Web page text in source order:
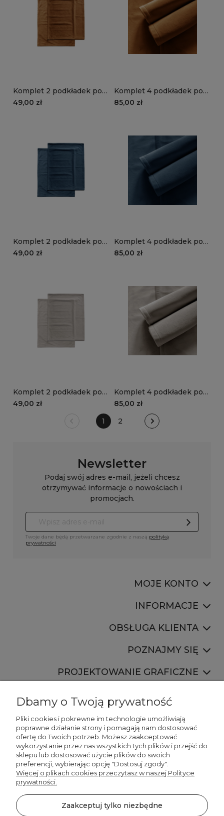
Komplet 2 podkładek pod
talerze VELVET VE2213 |
49,00 zł
Komplet 4 podkładek pod
talerze VELVET VE2213 |
85,00 zł
Komplet 2 podkładek pod
talerze VELVET VE2211 |
49,00 zł
Komplet 4 podkładek pod
talerze VELVET VE2211 |
85,00 zł
Komplet 2 podkładek pod
talerze VELVET VE2210 |
49,00 zł
Komplet 4 podkładek pod
talerze VELVET VE2210 |
85,00 zł
1
2
Newsletter
Podaj swój adres e-mail, jeżeli chcesz
otrzymywać informacje o nowościach i
promocjach.
Twoje dane będą przetwarzane zgodnie z naszą polityką
prywatności
MOJE KONTO
INFORMACJE
OBSŁUGA KLIENTA
POZNAJMY SIĘ
PROJEKTOWANIE GRAFICZNE
887 750 445
536 346 177
©2026 Wszelkie Prawa Zastrzeżone | DECORDRUK
Dbamy o Twoją prywatność
Pliki cookies i pokrewne im technologie umożliwiają
poprawne działanie strony i pomagają nam dostosować
ofertę do Twoich potrzeb. Możesz zaakceptować
wykorzystanie przez nas wszystkich tych plików i przejść do
sklepu lub dostosować użycie plików do swoich
preferencji, wybierając opcję "Dostosuj zgody".
Więcej o plikach cookies przeczytasz w naszej Polityce
prywatności.
Zaakceptuj tylko niezbędne